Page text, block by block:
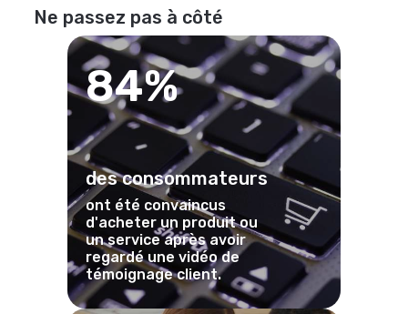
Ne passez pas à côté
84%
des consommateurs
ont été convaincus
d'acheter un produit ou
un service après avoir
regardé une vidéo de
témoignage client.